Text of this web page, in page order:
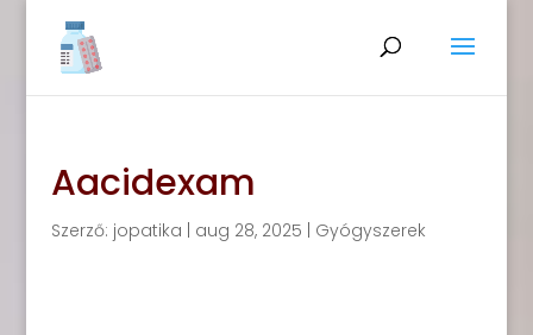
Aacidexam
Szerző: jopatika aug 28, 2025 Gyógyszerek